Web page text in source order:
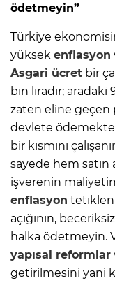
ödetmeyin”
Türkiye
yüksek enflasyon
Asgari ücret bir
bin liradır; aradaki
zaten eline geçen
devlete
bir kısmını
sayede hem satın
işverenin
enflasyon
açığının,
halka ödetmeyin.
yapısal reformlar
getirilmesini yani